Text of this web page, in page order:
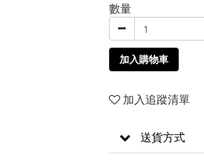
數量
加入購物車
加入追蹤清單
送貨方式